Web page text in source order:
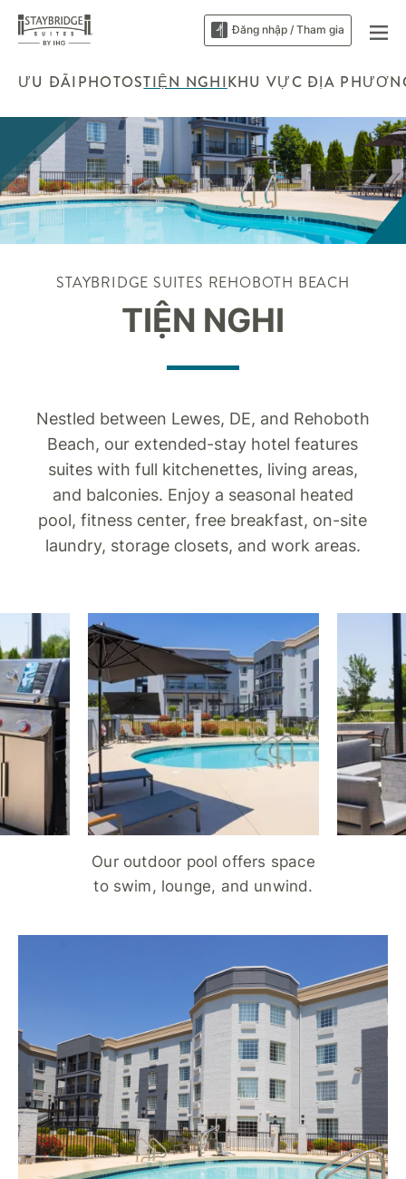
Đăng nhập / Tham gia
ƯU ĐÃIPHOTOSTIỆN NGHIKHU VỰC ĐỊA
STAYBRIDGE SUITES REHOBOTH BEACH
TIỆN NGHI
Nestled between Lewes, DE, and Rehoboth
Beach, our extended-stay hotel features
suites with full kitchenettes, living areas,
and balconies. Enjoy a seasonal heated
pool, fitness center, free breakfast, on-site
laundry, storage closets, and work areas.
Our outdoor pool offers space
to swim, lounge, and unwind.